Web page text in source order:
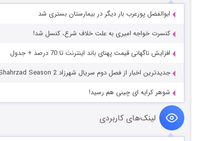
ابوالفضل پورعرب بار ديگر در بيمارستان بستری شد
کنسرت خواجه امیری به علت خلاف شرع، کنسل شد!
افزایش ناگهانی قیمت پهنای باند اینترنت تا 70 درصد + جدول
جدیدترین اخبار از فصل دوم سریال شهرزاد Shahrzad Season 2
شوهر کرایه ای چینی هم رسید!
لینک‌های کاربردی